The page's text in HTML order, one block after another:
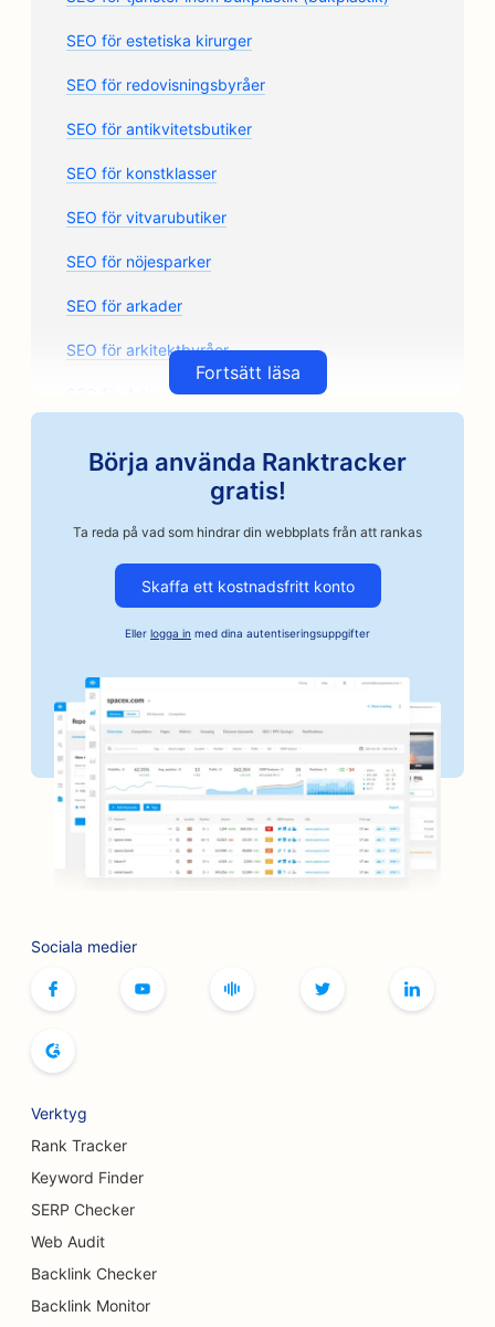
SEO för estetiska kirurger
SEO för redovisningsbyråer
SEO för antikvitetsbutiker
SEO för konstklasser
SEO för vitvarubutiker
SEO för nöjesparker
SEO för arkader
SEO för arkitektbyråer
SEO för Artisan Coffee Roasters
SEO för bilverkstäder
SEO för bilverkstäder
SEO för företag inom fordonsindustrin
SEO för bagerier
SEO för frisersalonger
SEO för BBQ-skivor
SEO för butiker
SEO för tjänster inom botox och fillers
SEO för bokhandlare
SEO för bröstförstoringstjänster
SEO för bufférestauranger
SEO för hamburgerbilar
SEO för brännskadekirurger
Fortsätt läsa
Börja använda Ranktracker
gratis!
Ta reda på vad som hindrar din webbplats från att rankas
Skaffa ett kostnadsfritt konto
Eller logga in med dina autentiseringsuppgifter
Sociala medier
Verktyg
Rank Tracker
Keyword Finder
SERP Checker
Web Audit
Backlink Checker
Backlink Monitor